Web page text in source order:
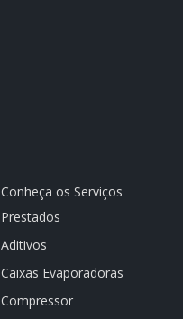
Conheça os Serviços
Prestados
Aditivos
Caixas Evaporadoras
Compressor